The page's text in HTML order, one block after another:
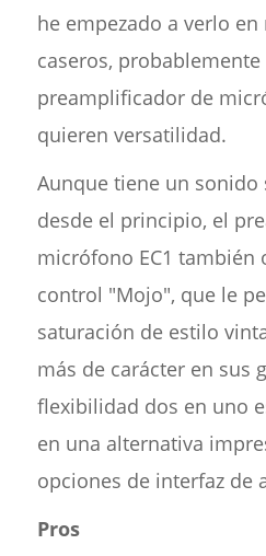
he empezado a verlo
caseros,
preamplificador de
quieren versatilidad.
Aunque tiene un
desde el principio, el
micrófono EC1 también
control "Mojo", que le
saturación de estilo
más de carácter en sus
flexibilidad dos en uno
en una alternativa
opciones de interfaz de
Pros